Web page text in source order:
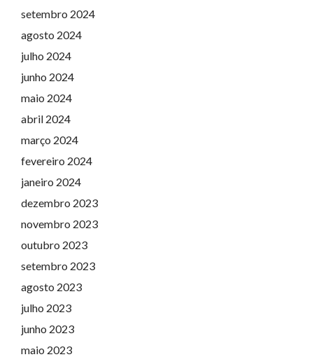
setembro 2024
agosto 2024
julho 2024
junho 2024
maio 2024
abril 2024
março 2024
fevereiro 2024
janeiro 2024
dezembro 2023
novembro 2023
outubro 2023
setembro 2023
agosto 2023
julho 2023
junho 2023
maio 2023